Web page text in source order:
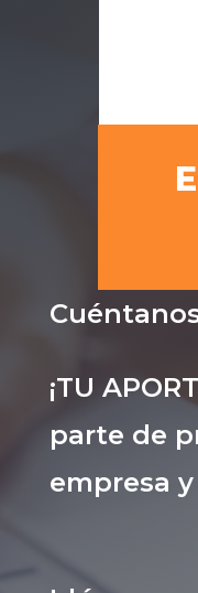
¡TU
parte de
empresa